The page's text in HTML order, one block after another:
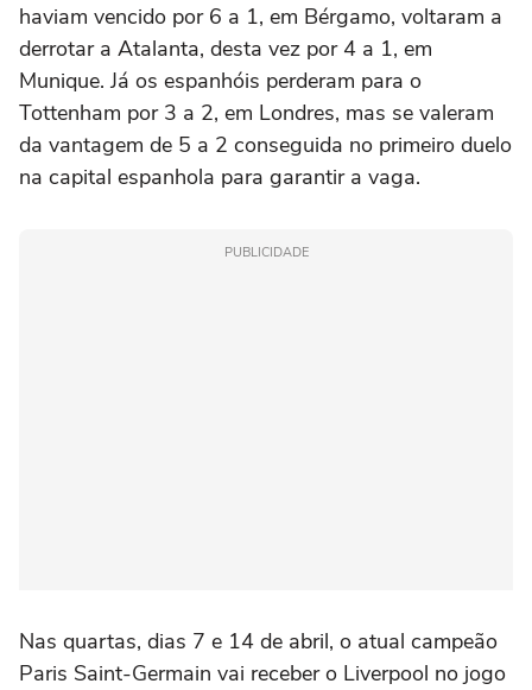
haviam vencido por 6 a 1, em Bérgamo, voltaram a
derrotar a Atalanta, desta vez por 4 a 1, em
Munique. Já os espanhóis perderam para o
Tottenham por 3 a 2, em Londres, mas se valeram
da vantagem de 5 a 2 conseguida no primeiro duelo
na capital espanhola para garantir a vaga.
PUBLICIDADE
Nas quartas, dias 7 e 14 de abril, o atual campeão
Paris Saint-Germain vai receber o Liverpool no jogo